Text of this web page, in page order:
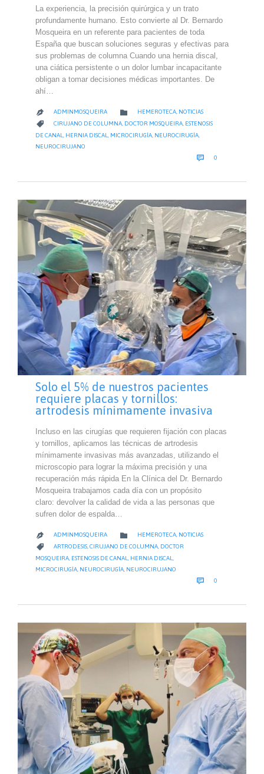
La experiencia, la precisión quirúrgica y un trato
profundamente humano. Esto convierte al Dr. Bernardo
Mosqueira en un referente para pacientes de toda
España que buscan soluciones seguras y efectivas para
sus problemas de columna Cuando una hernia discal,
una ciática persistente o un dolor lumbar incapacitante
obligan a tomar decisiones médicas importantes. De
ahí…
 ADMINMOSQUEIRA  CATEGORY
HEMEROTECA, NOTICIAS
 CATEGORY
CIRUJANO DE COLUMNA, DOCTOR MOSQUEIRA, ESTENOSIS
DE CANAL
HERNIA DISCAL MICROCIRUGÍA NEUROCIRUGÍA
NEUROCIRUJANO
 0
Solo el 5% de nuestros pacientes
requiere placas y tornillos:
artrodesis mínimamente invasiva
Incluso en las cirugías que requieren fijación con placas
y tornillos, aplicamos las técnicas de artrodesis
mínimamente invasivas más avanzadas, utilizando el
microscopio para lograr la máxima precisión y una
recuperación más rápida En la Clínica del Dr. Bernardo
Mosqueira trabajamos cada día con un propósito
claro: devolver la calidad de vida a las personas que
sufren dolor de espalda…
 ADMINMOSQUEIRA  CATEGORY
HEMEROTECA, NOTICIAS
 CATEGORY
ARTRODESIS,CIRUJANO DE COLUMNA, DOCTOR
MOSQUEIRA ESTENOSIS DE CANAL HERNIA DISCAL
MICROCIRUGÍA NEUROCIRUGÍA NEUROCIRUJANO
 0